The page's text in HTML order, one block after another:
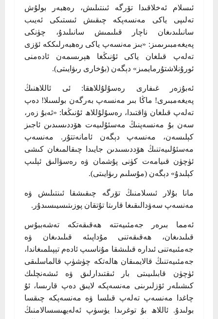
ئىسلام ئەخلاقىدا تۆرگە ئىنتىلىش، رەھبەر بولۇش
تەلىپى ياكى مەنسەپكە چىقىش ئىستىكى ئەيىب
سانىلىدىغان ناچار قىلىمىش سانىلىدۇ، چۈنكى
پەيغەمبىرىمىز: «بىز مەنسەپ ياكى رەھبەرلىككە ئۆزى
تەلەپ قىلغان ياكى ئۇنىڭغا ھېرىسمەن ئادەمنى
ئورۇنلاشتۇرمايمىز» دېگەن (بۇخارى رىۋايىتى).
ئەبۇزەر غىفارى رەسۇلۇللاھقا: ئى ئاللاھنىڭ
پەيغەمبىرى! ماڭا بىر مەنسەپ بەرگەن بولسىلا! دەپ
تەلەپ قىلغان ۋاقتىدا، رەسۇلۇللاھ ئۇنىڭغا: «ئەبۇ زەر،
سەن بۇ مەنسەپنىڭ مەسئۇلىيەت ھۆددىسىدىن ئاجىز
كېلىسەن، مەنسەپ دېگەن ئامانەتتۇر. مەنسەپ
مەسئۇلىيەتنىڭ ھۆددىسىدىن جايىدا چىقالمىغان كىشى
ئۈچۈن قىيامەت كۈنى پۇشمان ۋە رەسۋالىق ئېلىپ
كېلىدۇ» دېگەن (مۇسلىم رىۋايىتى).
مانا بۇلار ئىسلامنىڭ تۆرگە چىقىشقا ئىنتىلىش ۋە
مەنسەپ سەۋدالىقىغا قارىتا تۇتقان پوزىتىسيىسىدۇر.
ئەمما بىرەر جەمئىيەتتە ھەقىقەتكە تەشەببۇس
قىلىدىغان، ھەقىقەتنى مۇداپىئە قىلىدىغان ۋە
جەمئىيەتنى ئىدارە قىلىشقا مۇناسىپ ئادەم تېپىلمىغاندا،
جەمئىيەتنىڭ قالايمىقان ھالەتكە چۈشۈپ قالماسلىقى
ئۈچۈن قابىلىيىتى بار ئىقتىدارلىق ۋە ئىشەنچلىك
كىشىلەر ئۆزلىرىنى مەنسەپكە لايىق دەپ قارىسا، ئۇ
چاغدا مەنسەپ تەلەپ قىلسا ۋە مەنسەپكە چىقسا
بولىدۇ. ئاللاھ بۇ توغرىدا يۈسۈپ ئەلەيھىسسالامنىڭ